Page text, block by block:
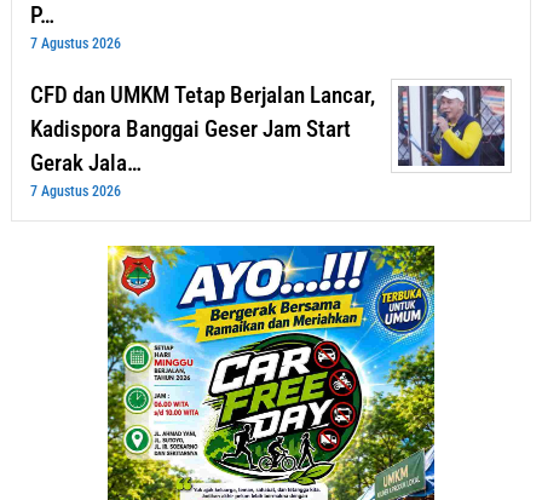
P…
7 Agustus 2026
CFD dan UMKM Tetap Berjalan Lancar,
Kadispora Banggai Geser Jam Start
Gerak Jala…
7 Agustus 2026